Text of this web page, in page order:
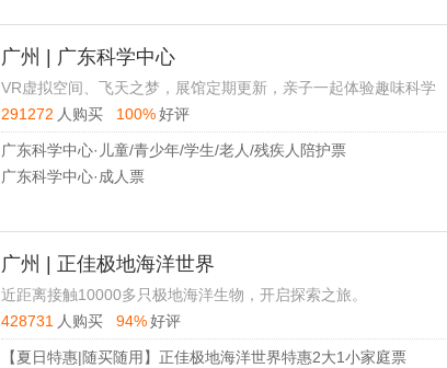
广州 | 广东科学中心
VR虚拟空间、飞天之梦，展馆定期更新，亲子一起体验趣味科学
291272 人购买 100%好评
广东科学中心·儿童/青少年/学生/老人/残疾人陪护票
广东科学中心·成人票
广州 | 正佳极地海洋世界
近距离接触10000多只极地海洋生物，开启探索之旅。
428731 人购买 94%好评
【夏日特惠|随买随用】正佳极地海洋世界特惠2大1小家庭票